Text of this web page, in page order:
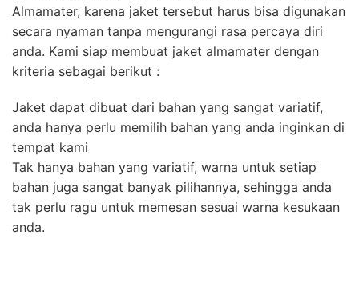
Almamater, karena jaket tersebut harus bisa digunakan
secara nyaman tanpa mengurangi rasa percaya diri
anda. Kami siap membuat jaket almamater dengan
kriteria sebagai berikut :
Jaket dapat dibuat dari bahan yang sangat variatif,
anda hanya perlu memilih bahan yang anda inginkan di
tempat kami
Tak hanya bahan yang variatif, warna untuk setiap
bahan juga sangat banyak pilihannya, sehingga anda
tak perlu ragu untuk memesan sesuai warna kesukaan
anda.